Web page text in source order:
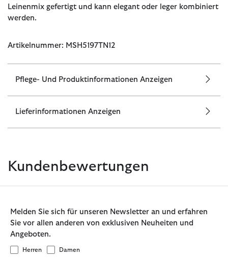
Leinenmix gefertigt und kann elegant oder leger kombiniert
werden.
Artikelnummer: MSH5197TN12
Pflege- Und Produktinformationen Anzeigen
Lieferinformationen Anzeigen
Kundenbewertungen
Melden Sie sich für unseren Newsletter an und erfahren
Sie vor allen anderen von exklusiven Neuheiten und
Angeboten.
Herren Damen